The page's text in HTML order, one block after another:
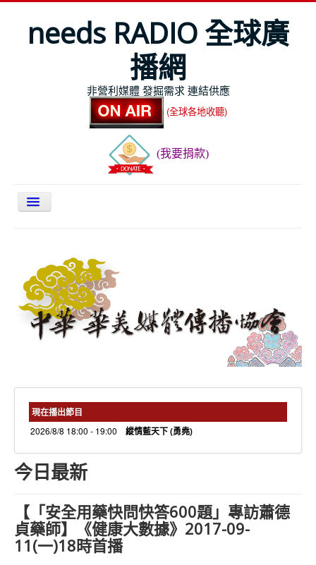
needs RADIO 全球廣
播網
非營利媒體 發掘需求 連結供應
(全球各地收聽)
(我要捐款)
今日最新
節目表
全球Live收聽
needs 專欄
線上捐款
現在播出節目
2026/8/8 18:00 - 19:00 縱情藍天下 (勇堯)
今日最新
【「安全用藥快問快答600題」專訪蕭德
貞藥師】《健康大數據》2017-09-
11(一)18時首播